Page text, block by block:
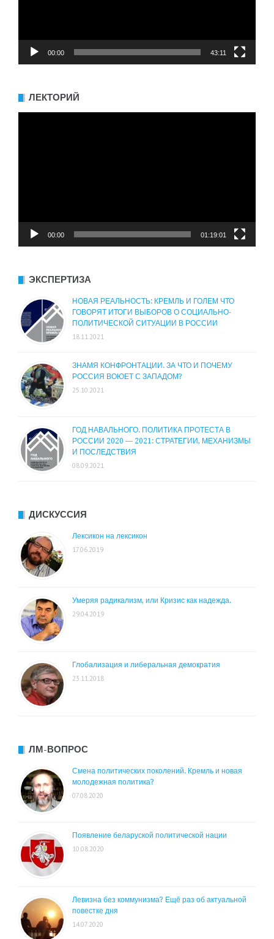
00:00 43:11
ЛЕКТОРИЙ
00:00 01:19:01
ЭКСПЕРТИЗА
НОВАЯ РЕАЛЬНОСТЬ: КРЕМЛЬ И ГОЛЕМ ЧТО
ГОВОРЯТ ИТОГИ ВЫБОРОВ О СОЦИАЛЬНО-
ПОЛИТИЧЕСКОЙ СИТУАЦИИ В РОССИИ
18.11.2021
ЗНАМЯ КОНФРОНТАЦИИ. ЗА ЧТО И ПОЧЕМУ
РОССИЯ ВОЮЕТ С ЗАПАДОМ?
25.10.2021
ГОД НАВАЛЬНОГО. ПОЛИТИКА ПРОТЕСТА В
РОССИИ 2020 — 2021: СТРАТЕГИИ, МЕХАНИЗМЫ
И ПОСЛЕДСТВИЯ
08.09.2021
ДИСКУССИЯ
Лексикон на лексикон
17.06.2019
Умеряя радикализм, или Кризис как надежда.
29.04.2019
Глобализация и либеральная демократия
23.11.2018
ЛМ-ВОПРОС
Смена политических поколений. Кремль и новая
молодежная политика?
07.08.2020
Появление беларуской политической нации
10.08.2020
Левизна без коммунизма? Ещё раз об актуальной
повестке дня
14.07.2020